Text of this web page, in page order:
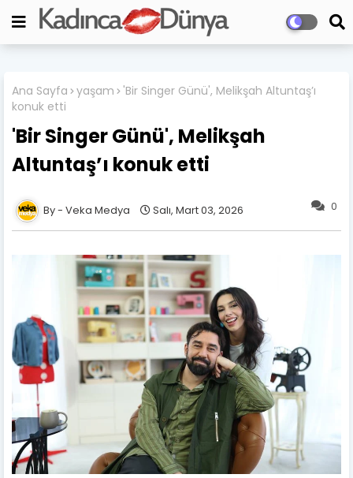
Ana Sayfa yaşam
'Bir Singer Günü', Melikşah Altuntaş’ı
konuk etti
'Bir Singer Günü', Melikşah
Altuntaş’ı konuk etti
0
Veka Medya Salı, Mart 03, 2026